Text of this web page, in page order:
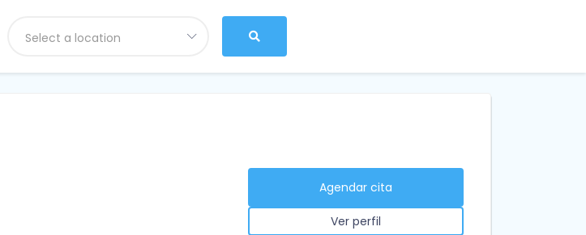
Select a location
Agendar cita
Ver perfil